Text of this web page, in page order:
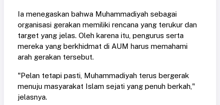
Ia menegaskan bahwa Muhammadiyah sebagai
organisasi gerakan memiliki rencana yang terukur dan
target yang jelas. Oleh karena itu, pengurus serta
mereka yang berkhidmat di AUM harus memahami
arah gerakan tersebut.
"Pelan tetapi pasti, Muhammadiyah terus bergerak
menuju masyarakat Islam sejati yang penuh berkah,"
jelasnya.